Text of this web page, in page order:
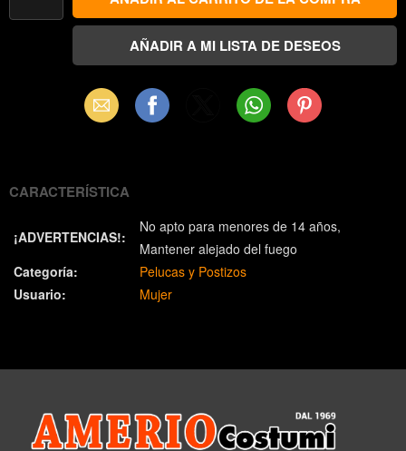
Email Facebook WhatsAppPinterest
CARACTERÍSTICA
¡ADVERTENCIAS!:
No apto para menores de 14 años
Mantener alejado del fuego
Categoría:
Pelucas y Postizos
Usuario:
Mujer